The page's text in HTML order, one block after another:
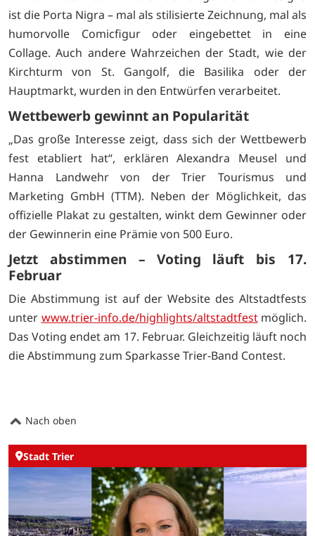
ist die Porta Nigra – mal als stilisierte Zeichnung, mal als
humorvolle Comicfigur oder eingebettet in eine
Collage. Auch andere Wahrzeichen der Stadt, wie der
Kirchturm von St. Gangolf, die Basilika oder der
Hauptmarkt, wurden in den Entwürfen verarbeitet.
Wettbewerb gewinnt an Popularität
„Das große Interesse zeigt, dass sich der Wettbewerb
fest etabliert hat“, erklären Alexandra Meusel und
Hanna Landwehr von der Trier Tourismus und
Marketing GmbH (TTM). Neben der Möglichkeit, das
offizielle Plakat zu gestalten, winkt dem Gewinner oder
der Gewinnerin eine Prämie von 500 Euro.
Jetzt abstimmen – Voting läuft bis 17.
Februar
Die Abstimmung ist auf der Website des Altstadtfests
unter www.trier-info.de/highlights/altstadtfestmöglich.
Das Voting endet am 17. Februar. Gleichzeitig läuft noch
die Abstimmung zum Sparkasse Trier-Band Contest.
Nach oben
Stadt Trier